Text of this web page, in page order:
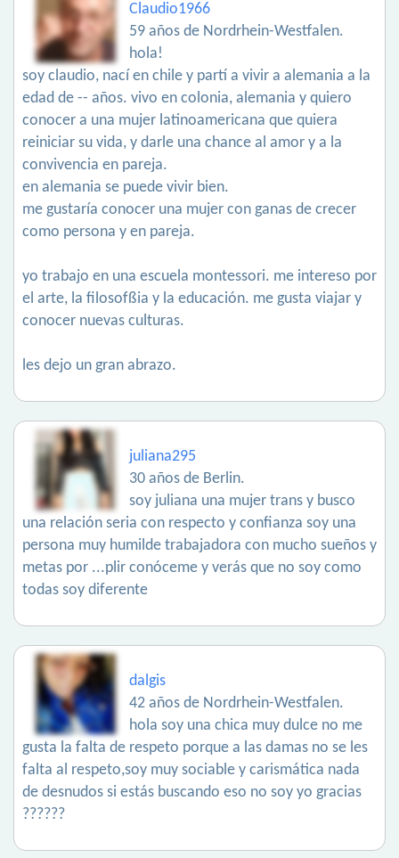
Claudio1966
59 años de Nordrhein-Westfalen.
hola!
soy claudio, nací en chile y partí a vivir a alemania a la
edad de -- años. vivo en colonia, alemania y quiero
conocer a una mujer latinoamericana que quiera
reiniciar su vida, y darle una chance al amor y a la
convivencia en pareja.
en alemania se puede vivir bien.
me gustaría conocer una mujer con ganas de crecer
como persona y en pareja.
yo trabajo en una escuela montessori. me intereso por
el arte, la filosofßia y la educación. me gusta viajar y
conocer nuevas culturas.
les dejo un gran abrazo.
juliana295
30 años de Berlin.
soy juliana una mujer trans y busco
una relación seria con respecto y confianza soy una
persona muy humilde trabajadora con mucho sueños y
metas por ...plir conóceme y verás que no soy como
todas soy diferente
dalgis
42 años de Nordrhein-Westfalen.
hola soy una chica muy dulce no me
gusta la falta de respeto porque a las damas no se les
falta al respeto,soy muy sociable y carismática nada
de desnudos si estás buscando eso no soy yo gracias
??????